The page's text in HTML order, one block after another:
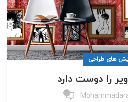
های طراحی
را دوست دارد
0